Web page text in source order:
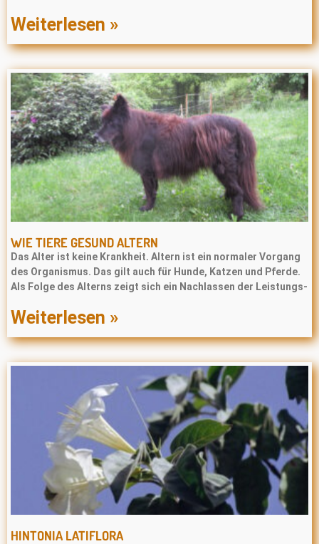
Weiterlesen »
WIE TIERE GESUND ALTERN
Das Alter ist keine Krankheit. Altern ist ein normaler Vorgang
des Organismus. Das gilt auch für Hunde, Katzen und Pferde.
Als Folge des Alterns zeigt sich ein Nachlassen der Leistungs-
Weiterlesen »
HINTONIA LATIFLORA